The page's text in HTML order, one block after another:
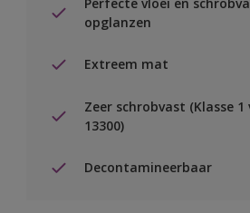
opglanzen
Extreem mat
Zeer schrobvast (Klasse 1
13300)
Decontamineerbaar